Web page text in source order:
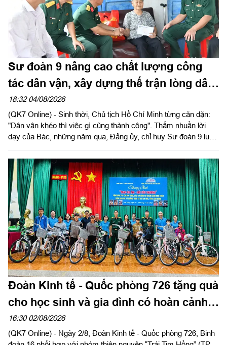
Sư đoàn 9 nâng cao chất lượng công
tác dân vận, xây dựng thế trận lòng dân
vững chắc
18:32 04/08/2026
(QK7 Online) - Sinh thời, Chủ tịch Hồ Chí Minh từng căn dặn:
"Dân vận khéo thì việc gì cũng thành công". Thấm nhuần lời
dạy của Bác, những năm qua, Đảng ủy, chỉ huy Sư đoàn 9 luôn
trị quan trọng, góp phần tăng cường mối quan hệ đoàn kết quân
- dân, xây dựng "thế trận lòng dân" vững chắc, tạo nền tảng để
đơn vị hoàn thành thắng lợi nhiệm vụ huấn luyện, sẵn sàng
chiến đấu và xây dựng địa bàn an toàn.
Đoàn Kinh tế - Quốc phòng 726 tặng quà
cho học sinh và gia đình có hoàn cảnh
khó khăn
16:30 02/08/2026
(QK7 Online) - Ngày 2/8, Đoàn Kinh tế - Quốc phòng 726, Binh